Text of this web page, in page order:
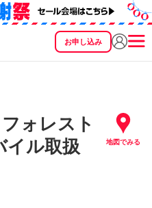
お申し込み
ォレスト
イル取扱
地図でみる